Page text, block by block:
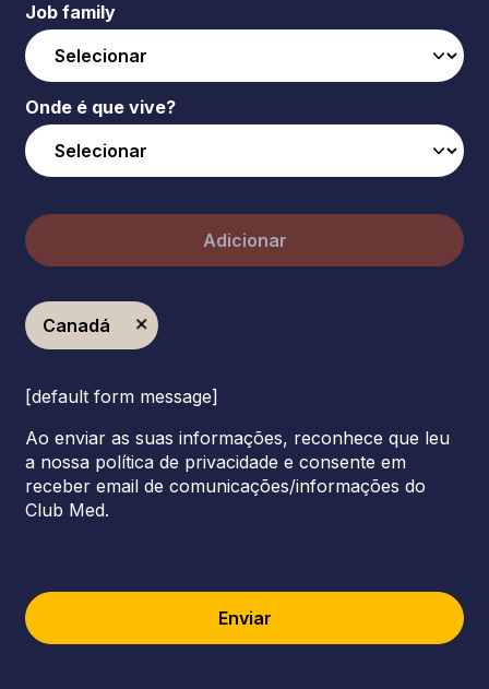
Job family
Onde é que vive?
Adicionar
Canadá
[default form message]
Ao enviar as suas informações, reconhece que leu
a nossa política de privacidade e consente em
receber email de comunicações/informações do
Club Med.
Enviar